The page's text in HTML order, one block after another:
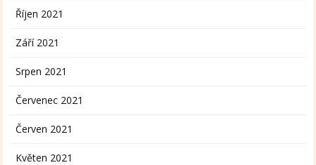
Říjen 2021
Září 2021
Srpen 2021
Červenec 2021
Červen 2021
Květen 2021